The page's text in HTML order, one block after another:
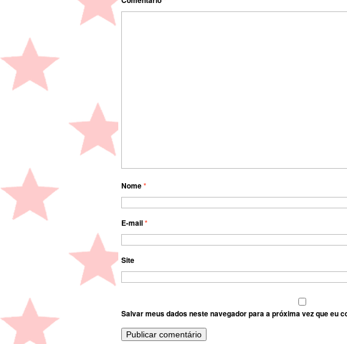
Nome*
E-mail*
Site
Salvar meus dados neste navegador para a próxima vez que eu